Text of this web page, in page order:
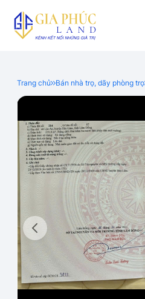
Trang chủ Bán nhà trọ, dãy phòng trọ